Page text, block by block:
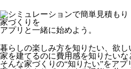
家づくりを
アプリと一緒に始めよう。
暮らしの楽しみ方を知りたい、欲し
家を建てるのに費用感を知りたいな
そんな家づくりの“知りたい”をアプ